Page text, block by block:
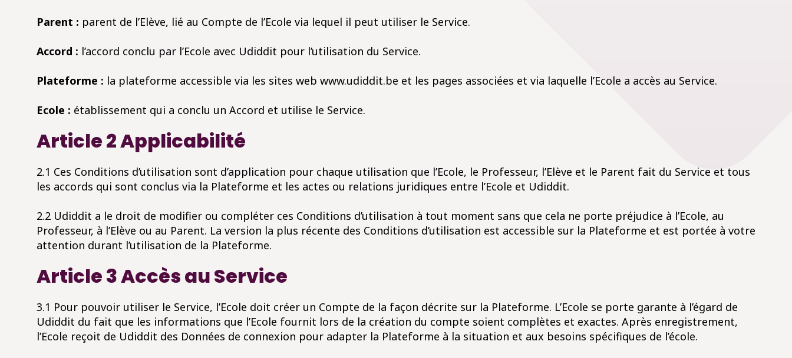
Parent : parent de l’Elève, lié au Compte de l’Ecole via lequel il peut utiliser le Service.
Accord : l’accord conclu par l’Ecole avec Udiddit pour l’utilisation du Service.
Plateforme : la plateforme accessible via les sites web www.udiddit.be et les pages associées et via laquelle l’Ecole a accès au Service.
Ecole : établissement qui a conclu un Accord et utilise le Service.
Article 2 Applicabilité
2.1 Ces Conditions d’utilisation sont d’application pour chaque utilisation que l’Ecole, le Professeur, l’Elève et le Parent fait du Service et tous
les accords qui sont conclus via la Plateforme et les actes ou relations juridiques entre l’Ecole et Udiddit.
2.2 Udiddit a le droit de modifier ou compléter ces Conditions d’utilisation à tout moment sans que cela ne porte préjudice à l’Ecole, au
Professeur, à l’Elève ou au Parent. La version la plus récente des Conditions d’utilisation est accessible sur la Plateforme et est portée à votre
attention durant l’utilisation de la Plateforme.
Article 3 Accès au Service
3.1 Pour pouvoir utiliser le Service, l’Ecole doit créer un Compte de la façon décrite sur la Plateforme. L’Ecole se porte garante à l’égard de
Udiddit du fait que les informations que l’Ecole fournit lors de la création du compte soient complètes et exactes. Après enregistrement,
l’Ecole reçoit de Udiddit des Données de connexion pour adapter la Plateforme à la situation et aux besoins spécifiques de l’école.